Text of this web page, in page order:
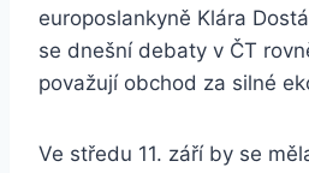
europoslankyně Klára
se dnešní debaty v ČT
považují obchod za silné
Ve středu 11. září by se